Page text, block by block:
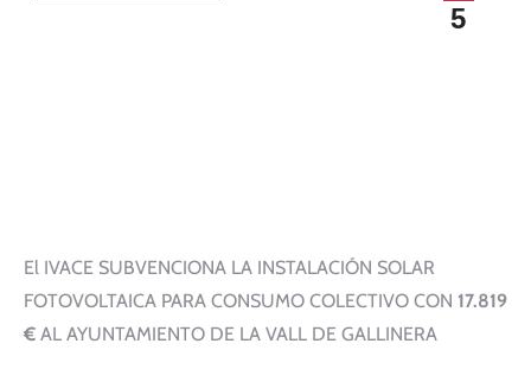
5
El IVACE SUBVENCIONA LA INSTALACIÓN SOLAR
FOTOVOLTAICA PARA CONSUMO COLECTIVO CON 17.819
€ AL AYUNTAMIENTO DE LA VALL DE GALLINERA